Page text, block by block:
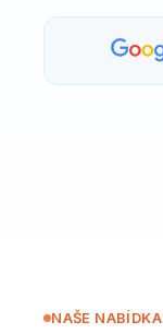
NAŠE NABÍDKA